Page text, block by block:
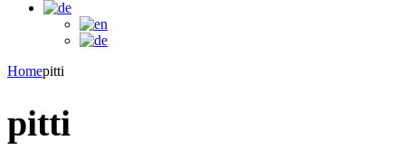
Homepitti
pitti